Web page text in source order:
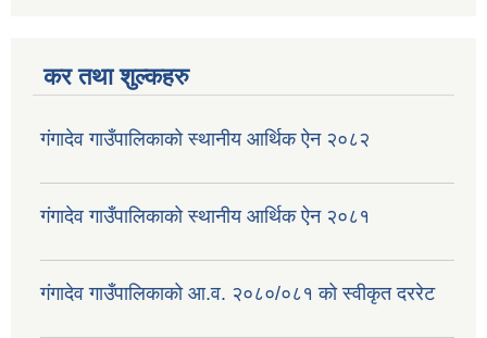
कर तथा शुल्कहरु
गंगादेव गाउँपालिकाको स्थानीय आर्थिक ऐन २०८२
गंगादेव गाउँपालिकाको स्थानीय आर्थिक ऐन २०८१
गंगादेव गाउँपालिकाको आ.व. २०८०/०८१ को स्वीकृत दररेट